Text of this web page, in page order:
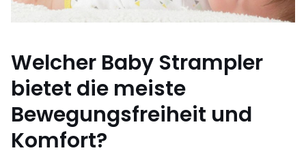
Welcher Baby Strampler
bietet die meiste
Bewegungsfreiheit und
Komfort?